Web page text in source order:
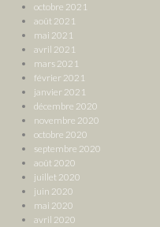
octobre 2021
août 2021
mai 2021
avril 2021
mars 2021
février 2021
janvier 2021
décembre 2020
novembre 2020
octobre 2020
septembre 2020
août 2020
juillet 2020
juin 2020
mai 2020
avril 2020